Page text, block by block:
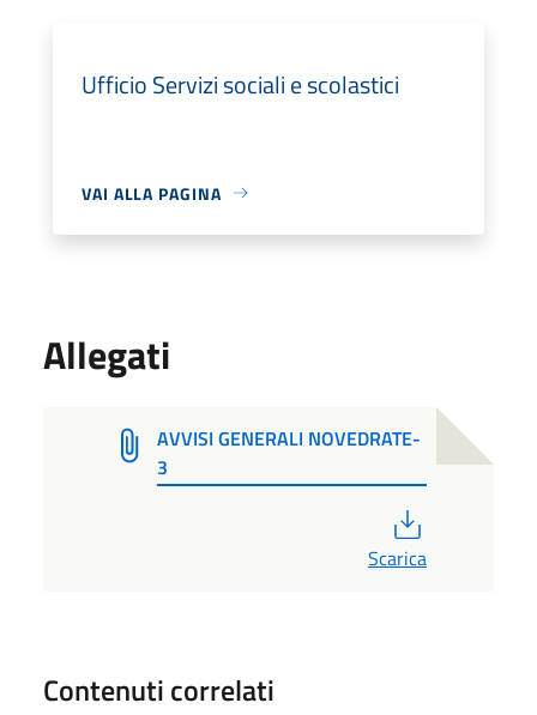
Ufficio Servizi sociali e scolastici
VAI ALLA PAGINA
Allegati
AVVISI GENERALI NOVEDRATE-
3
Scarica
Contenuti correlati